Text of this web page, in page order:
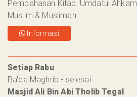
Pembahasan Kitab 'Umdatul Ahkam
Muslim & Muslimah
Informasi
Setiap Rabu
Ba'da Maghrib - selesai
Masjid Ali Bin Abi Tholib Tegal